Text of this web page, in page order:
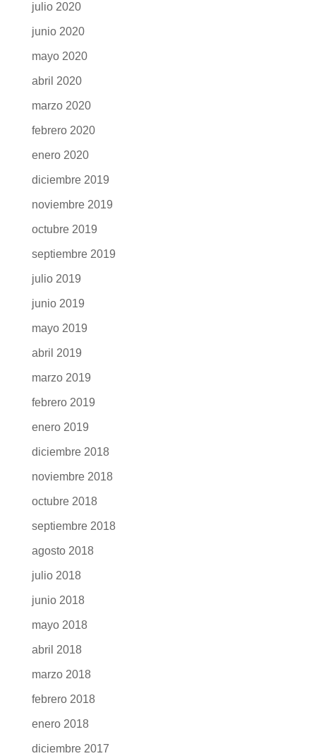
julio 2020
junio 2020
mayo 2020
abril 2020
marzo 2020
febrero 2020
enero 2020
diciembre 2019
noviembre 2019
octubre 2019
septiembre 2019
julio 2019
junio 2019
mayo 2019
abril 2019
marzo 2019
febrero 2019
enero 2019
diciembre 2018
noviembre 2018
octubre 2018
septiembre 2018
agosto 2018
julio 2018
junio 2018
mayo 2018
abril 2018
marzo 2018
febrero 2018
enero 2018
diciembre 2017